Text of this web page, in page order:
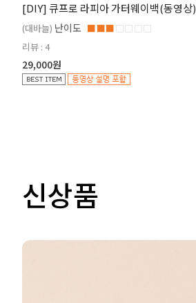
[DIY] 큐프로 라피아 가터웨이백(동영상)
(대바늘) 난이도 ■■■□□□□
리뷰 : 4
29,000원
신상품